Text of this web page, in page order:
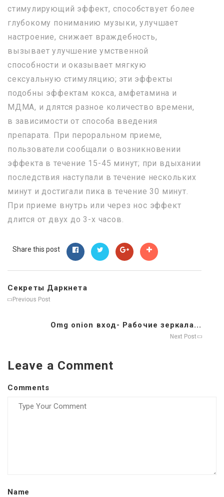
стимулирующий эффект, способствует более
глубокому пониманию музыки, улучшает
настроение, снижает враждебность,
вызывает улучшение умственной
способности и оказывает мягкую
сексуальную стимуляцию; эти эффекты
подобны эффектам кокса, амфетамина и
МДМА, и длятся разное количество времени,
в зависимости от способа введения
препарата. При пероральном приеме,
пользователи сообщали о возникновении
эффекта в течение 15-45 минут; при вдыхании
последствия наступали в течение нескольких
минут и достигали пика в течение 30 минут.
При приеме внутрь или через нос эффект
длится от двух до 3-х часов.
Share this post
Секреты Даркнета
Previous Post
Omg onion вход- Рабочие зеркала...
Next Post
Leave a Comment
Comments
Name